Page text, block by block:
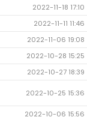
2022-11-18 17:10
2022-11-11 11:46
2022-11-06 19:08
2022-10-28 15:25
2022-10-27 18:39
2022-10-25 15:36
2022-10-06 15:56